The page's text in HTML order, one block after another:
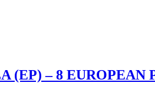
– 8 EUROPEAN